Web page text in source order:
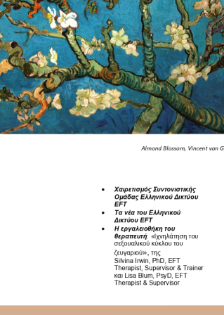
•
Χαιρετισμός Συντονιστικής
Ομάδας Ελληνικού Δικτύου
EFT
•
Τα νέα του Ελληνικού
Δικτύου EFT
•
Η εργαλειοθήκη του
θεραπευτή: «Iχνηλάτηση του
σεξουαλικού κύκλου του
ζευγαριού», της
Silvina Irwin, PhD, EFT
Therapist, Supervisor & Trainer
και Lisa Blum, PsyD, EFT
Therapist & Supervisor
Almond Βlossom, Vincent van